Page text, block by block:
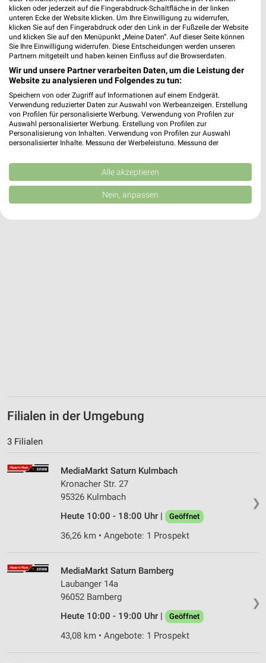
weekli - Prospekte & Angebote App
Alle MediaMarkt Saturn Angebote immer griffbereit – mit der
kostenlosen weekli App für iOS & Android.
✔Standortgenaue Angebote
✔Folge deinem Lieblingshändler
✔Push-Benachrichtigungen bei neuen Prospekten
✔Einkaufsliste - Einkauf stressfrei planen
JETZT LADEN UND SPAREN!
Filialen in der Umgebung
3 Filialen
❯
MediaMarkt Saturn Kulmbach
Kronacher Str. 27
95326 Kulmbach
Heute 10:00 - 18:00 Uhr |
Geöffnet
36,26 km • Angebote: 1 Prospekt
❯
MediaMarkt Saturn Bamberg
Laubanger 14a
96052 Bamberg
Heute 10:00 - 19:00 Uhr |
Geöffnet
43,08 km • Angebote: 1 Prospekt
klicken oder jederzeit auf die Fingerabdruck-Schaltfläche in der linken
unteren Ecke der Website klicken. Um Ihre Einwilligung zu widerrufen,
klicken Sie auf den Fingerabdruck oder den Link in der Fußzeile der Website
und klicken Sie auf den Menüpunkt „Meine Daten“. Auf dieser Seite können
Sie Ihre Einwilligung widerrufen. Diese Entscheidungen werden unseren
Partnern mitgeteilt und haben keinen Einfluss auf die Browserdaten.
Wir und unsere Partner verarbeiten Daten, um die Leistung der
Website zu analysieren und Folgendes zu tun:
Speichern von oder Zugriff auf Informationen auf einem Endgerät.
Verwendung reduzierter Daten zur Auswahl von Werbeanzeigen. Erstellung
von Profilen für personalisierte Werbung. Verwendung von Profilen zur
Auswahl personalisierter Werbung. Erstellung von Profilen zur
Personalisierung von Inhalten. Verwendung von Profilen zur Auswahl
personalisierter Inhalte. Messung der Werbeleistung. Messung der
Kombinationen von Daten aus verschiedenen Quellen. Entwicklung und
Verbesserung der Angebote. Verwendung reduzierter Daten zur Auswahl
von Inhalten.
Daten können außerhalb der Europäischen Union weitergegeben und in die
Website/App.
Erstellung von Profilen zur Personalisierung
personalisierter Inhalte
Messung der Werbeleistung
Messung der Performance von Inhalten
Analyse von Zielgruppen durch Statistiken oder
Quellen
Entwicklung und Verbesserung der Angebote
Verwendung reduzierter Daten zur Auswahl von
IAB-Besonderheiten:
Alle akzeptieren
Nein, anpassen